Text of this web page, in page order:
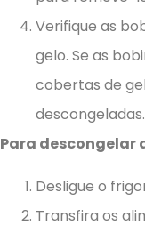
Verifique as
gelo. Se as
cobertas de
descongeladas.
Para descongelar
Desligue o
Transfira os